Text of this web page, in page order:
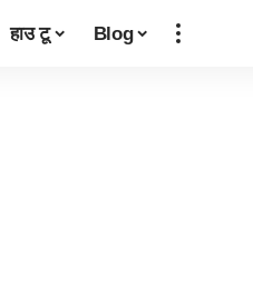
हाउ टू Blog